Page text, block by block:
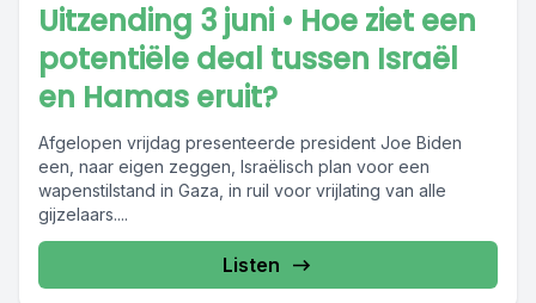
Uitzending 3 juni • Hoe ziet een
potentiële deal tussen Israël
en Hamas eruit?
Afgelopen vrijdag presenteerde president Joe Biden
een, naar eigen zeggen, Israëlisch plan voor een
wapenstilstand in Gaza, in ruil voor vrijlating van alle
gijzelaars....
Listen